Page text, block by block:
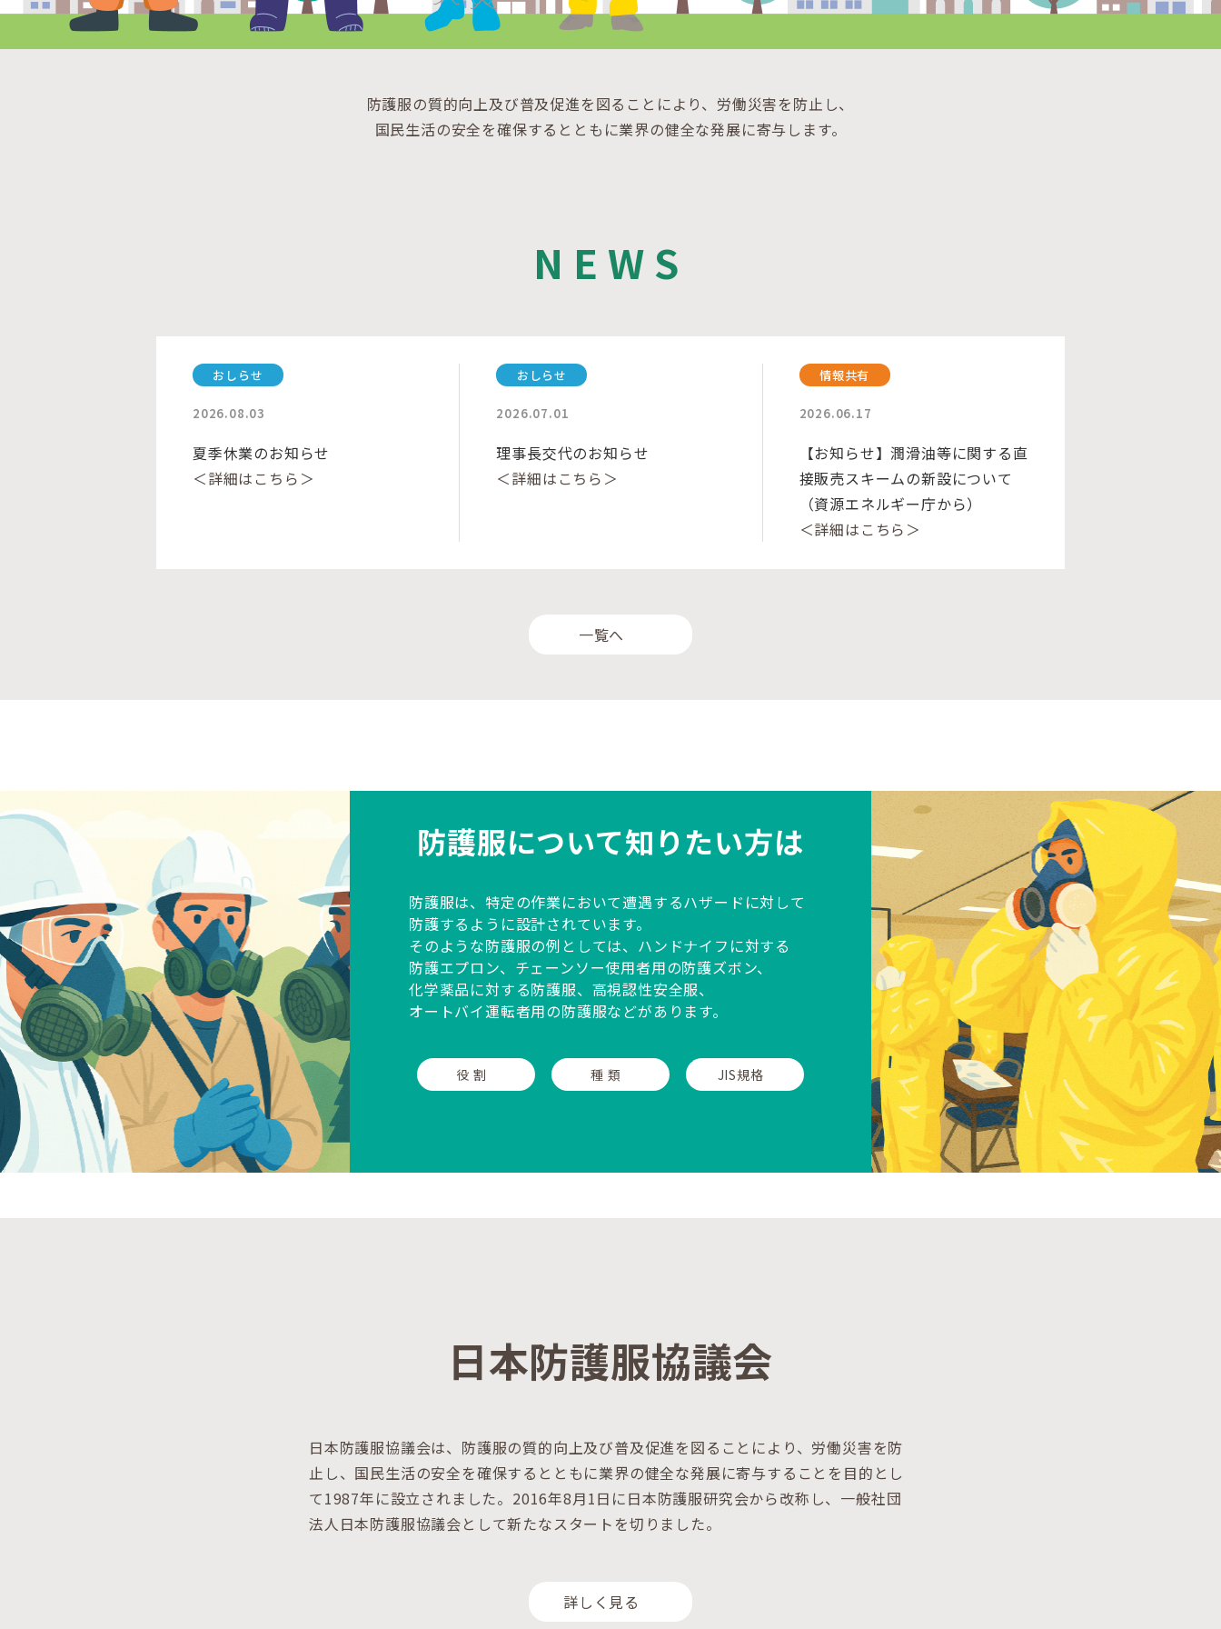
防護服の質的向上及び普及促進を図ることにより、労働災害を防止し、
国民生活の安全を確保するとともに業界の健全な発展に寄与します。
NEWS
おしらせ
2026.08.03
夏季休業のお知らせ
＜詳細はこちら＞
おしらせ
2026.07.01
理事長交代のお知らせ
＜詳細はこちら＞
情報共有
2026.06.17
【お知らせ】潤滑油等に関する直
接販売スキームの新設について
（資源エネルギー庁から）
＜詳細はこちら＞
一覧へ
防護服について知りたい方は
防護服は、特定の作業において遭遇するハザードに対して
防護するように設計されています。
そのような防護服の例としては、ハンドナイフに対する
防護エプロン、チェーンソー使用者用の防護ズボン、
化学薬品に対する防護服、高視認性安全服、
オートバイ運転者用の防護服などがあります。
役 割 種 類 JIS規格
日本防護服協議会
日本防護服協議会は、防護服の質的向上及び普及促進を図ることにより、労働災害を防
止し、国民生活の安全を確保するとともに業界の健全な発展に寄与することを目的とし
て1987年に設立されました。2016年8月1日に日本防護服研究会から改称し、一般社団
法人日本防護服協議会として新たなスタートを切りました。
詳しく見る